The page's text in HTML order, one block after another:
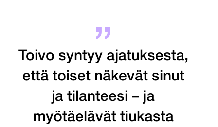
Toivo syntyy ajatuksesta,
että toiset näkevät sinut
ja tilanteesi – ja
myötäelävät tiukasta